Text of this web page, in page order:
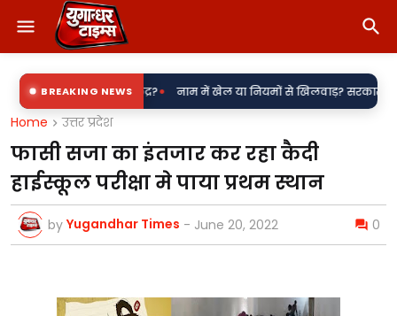
BREAKING NEWS
उपकेंद्र?• नाम में खेल या नियमों से खिलवाड़? सरकारी शिलापट्टों पर
Home उत्तर प्रदेश
फासी सजा का इंतजार कर रहा कैदी
हाईस्कूल परीक्षा मे पाया प्रथम स्थान
by Yugandhar Times - June 20, 2022 0